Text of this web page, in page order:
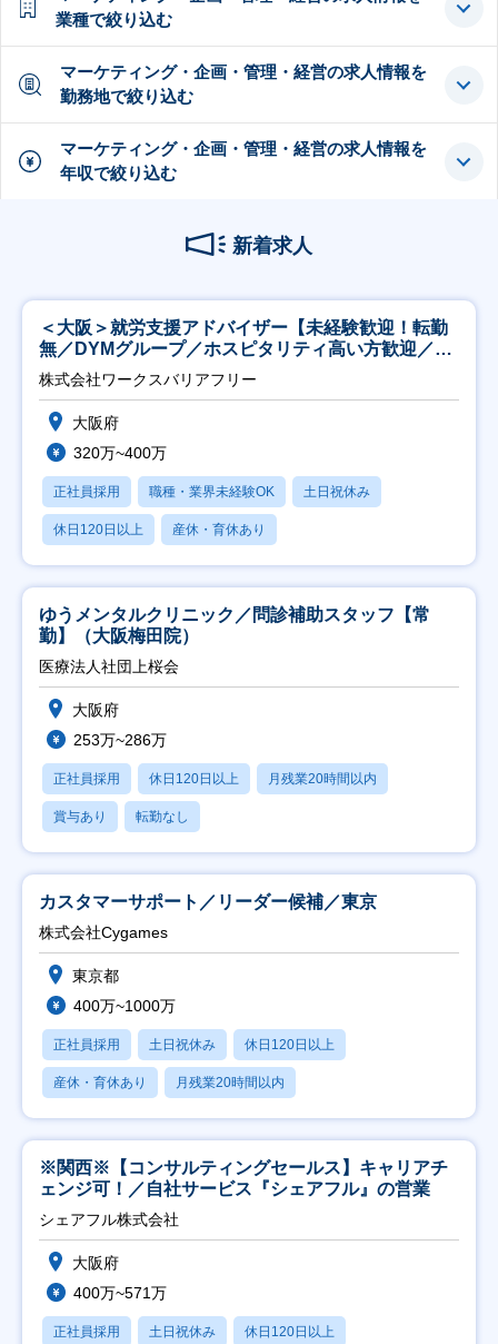
業種で絞り込む
マーケティング・企画・管理・経営の求人情報を
勤務地で絞り込む
マーケティング・企画・管理・経営の求人情報を
年収で絞り込む
新着求人
＜大阪＞就労支援アドバイザー【未経験歓迎！転勤
無／DYMグループ／ホスピタリティ高い方歓迎／土
日祝】
株式会社ワークスバリアフリー
大阪府
320万~400万
正社員採用 職種・業界未経験OK 土日祝休み
休日120日以上 産休・育休あり
ゆうメンタルクリニック／問診補助スタッフ【常
勤】（大阪梅田院）
医療法人社団上桜会
大阪府
253万~286万
正社員採用 休日120日以上 月残業20時間以内
賞与あり 転勤なし
カスタマーサポート／リーダー候補／東京
株式会社Cygames
東京都
400万~1000万
正社員採用 土日祝休み 休日120日以上
産休・育休あり 月残業20時間以内
※関西※【コンサルティングセールス】キャリアチ
ェンジ可！／自社サービス『シェアフル』の営業
シェアフル株式会社
大阪府
400万~571万
正社員採用 土日祝休み 休日120日以上